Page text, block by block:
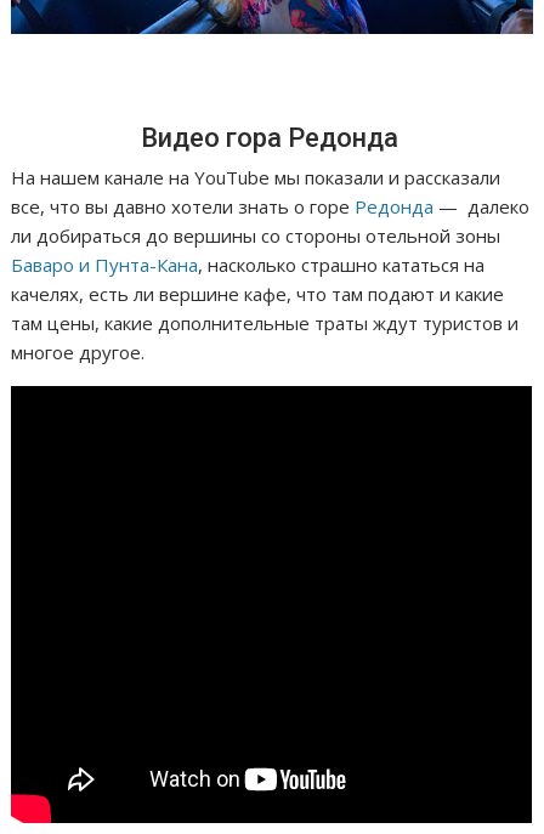
Видео гора Редонда
На нашем канале на YouTube мы показали и рассказали
все, что вы давно хотели знать о горе Редонда — далеко
ли добираться до вершины со стороны отельной зоны
Баваро и Пунта-Кана, насколько страшно кататься на
качелях, есть ли вершине кафе, что там подают и какие
там цены, какие дополнительные траты ждут туристов и
многое другое.